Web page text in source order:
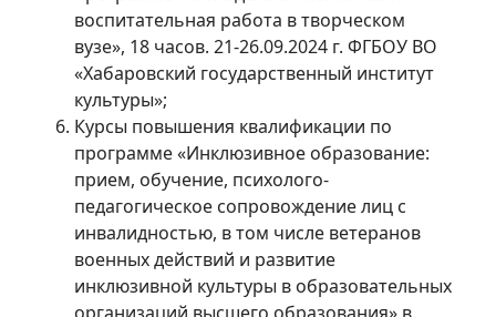
воспитательная работа в творческом
вузе», 18 часов. 21-26.09.2024 г. ФГБОУ ВО
«Хабаровский государственный институт
культуры»;
Курсы повышения квалификации по
программе «Инклюзивное образование:
прием, обучение, психолого-
педагогическое сопровождение лиц с
инвалидностью, в том числе ветеранов
военных действий и развитие
инклюзивной культуры в образовательных